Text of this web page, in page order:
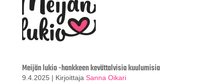
Meijän lukio -hankkeen kevättalvisia kuulumisia
9.4.2025 | Kirjoittaja Sanna Oikari